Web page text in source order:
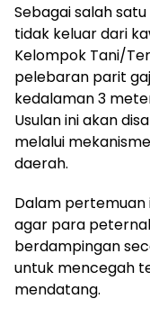
Sebagai salah
tidak keluar dari
Kelompok Tani/
pelebaran parit
kedalaman 3
Usulan ini akan
melalui
daerah.
Dalam pertemuan
agar para
berdampingan
untuk mencegah
mendatang.